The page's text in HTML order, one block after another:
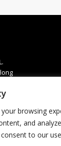
browsing
and
to our